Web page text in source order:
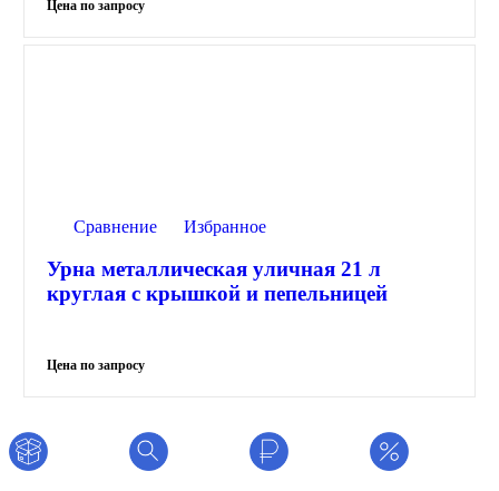
Сравнение Избранное
Урна металлическая уличная 21 л
круглая с крышкой и пепельницей